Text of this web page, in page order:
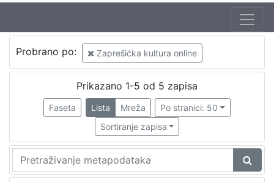
Autor
Bartolić, Marija
Šolc, Vlasta
1
2
Mjesto
Probrano po: Zaprešićka kultura online
Prikazano 1-5 od 5 zapisa
Faseta Lista Mreža
Po stranici: 50
Sortiranje zapisa